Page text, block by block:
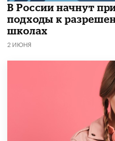
В России начнут
подходы к
школах
2 ИЮНЯ